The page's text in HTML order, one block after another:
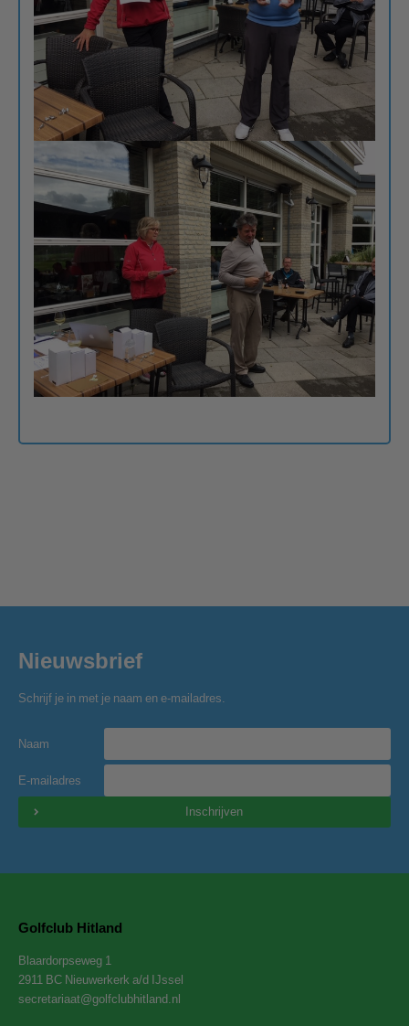
Nieuwsbrief
Schrijf je in met je naam en e-mailadres.
Naam
E-mailadres
Inschrijven
Golfclub Hitland
Blaardorpseweg 1
2911 BC Nieuwerkerk a/d IJssel
secretariaat@golfclubhitland.nl